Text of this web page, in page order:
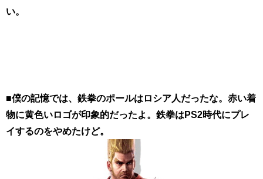
い。
■僕の記憶では、鉄拳のポールはロシア人だったな。赤い着
物に黄色いロゴが印象的だったよ。鉄拳はPS2時代にプレ
イするのをやめたけど。